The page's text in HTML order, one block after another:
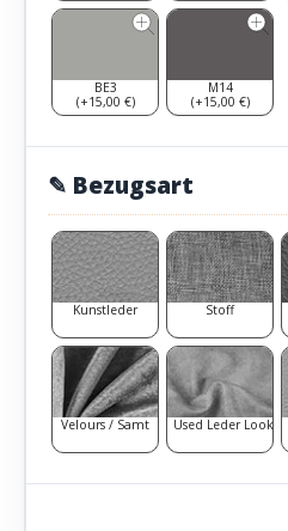
BE3
(+15,00 €)
M14
(+15,00 €)
✎ Bezugsart
Kunstleder Stoff
Velours / Samt Used Leder Look